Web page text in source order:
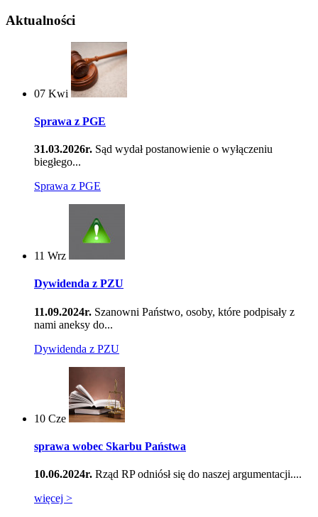
Aktualności
07 Kwi
Sprawa z PGE
31.03.2026r. Sąd wydał postanowienie o wyłączeniu
biegłego...
Sprawa z PGE
11 Wrz
Dywidenda z PZU
11.09.2024r. Szanowni Państwo, osoby, które podpisały z
nami aneksy do...
Dywidenda z PZU
10 Cze
sprawa wobec Skarbu Państwa
10.06.2024r. Rząd RP odniósł się do naszej argumentacji....
więcej >